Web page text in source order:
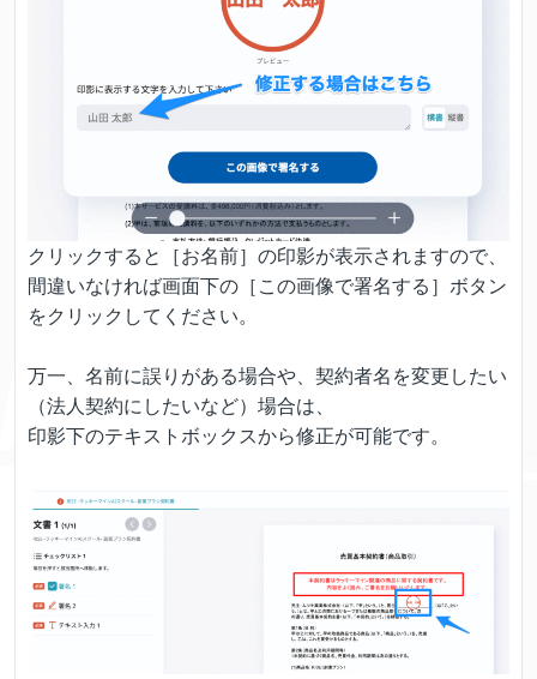
クリックすると［お名前］の印影が表示されますので、
間違いなければ画面下の［この画像で署名する］ボタン
をクリックしてください。
万一、名前に誤りがある場合や、契約者名を変更したい
（法人契約にしたいなど）場合は、
印影下のテキストボックスから修正が可能です。